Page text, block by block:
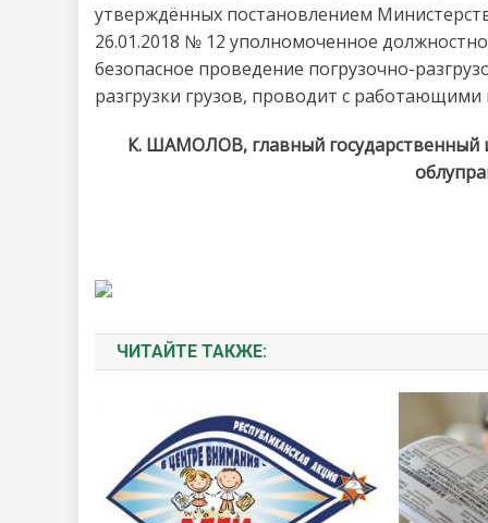
утверждённых постановлением
26.01.2018 № 12 уполномоченное
безопасное проведение погрузочно-
разгрузки грузов, проводит с
К. ШАМОЛОВ, главный государственный
ЧИТАЙТЕ ТАКЖЕ: